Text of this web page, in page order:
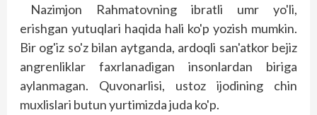
Nazimjon Rahmatovning ibratli umr yo'li,
erishgan yutuqlari haqida hali ko'p yozish mumkin.
Bir og'iz so'z bilan aytganda, ardoqli san'atkor bejiz
angrenliklar faxrlanadigan insonlardan biriga
aylanmagan. Quvonarlisi, ustoz ijodining chin
muxlislari butun yurtimizda juda ko'p.